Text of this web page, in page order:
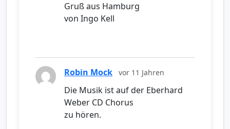
Gruß aus Hamburg
von Ingo Kell
Robin Mock vor 11 Jahren
Die Musik ist auf der Eberhard
Weber CD Chorus
zu hören.